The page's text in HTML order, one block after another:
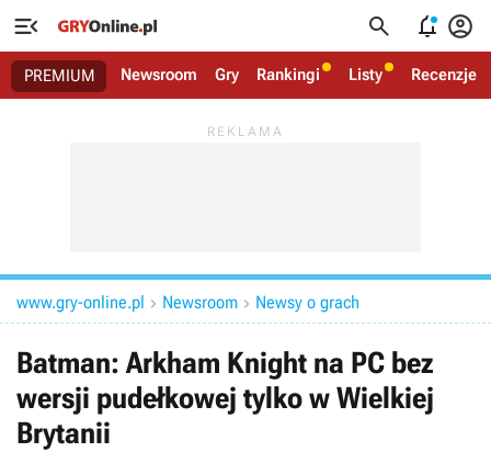
   
PREMIUM Newsroom Gry Rankingi Listy Recenzje
www.gry-online.pl  Newsroom  Newsy o grach
Batman: Arkham Knight na PC bez
wersji pudełkowej tylko w Wielkiej
Brytanii